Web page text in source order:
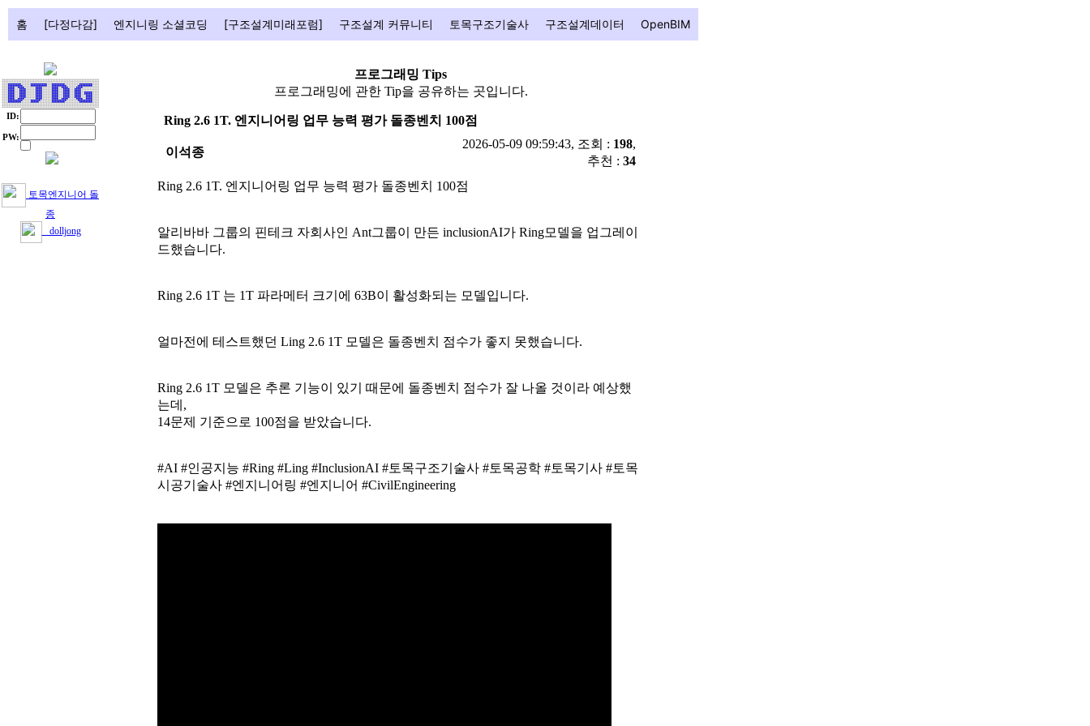
홈 [다정다감] 엔지니링 소셜코딩 [구조설계미래포럼] 구조설계 커뮤니티 토목구조기술사 구조설계데이터 OpenBIM
ID:
PW:
토목엔지니어 돌
종
dolljong
프로그래밍 Tips
프로그래밍에 관한 Tip을 공유하는 곳입니다.
Ring 2.6 1T. 엔지니어링 업무 능력 평가 돌종벤치 100점
이석종
2026-05-09 09:59:43, 조회 : 198,
추천 : 34
Ring 2.6 1T. 엔지니어링 업무 능력 평가 돌종벤치 100점
알리바바 그룹의 핀테크 자회사인 Ant그룹이 만든 inclusionAI가 Ring모델을 업그레이
드했습니다.
Ring 2.6 1T 는 1T 파라메터 크기에 63B이 활성화되는 모델입니다.
얼마전에 테스트했던 Ling 2.6 1T 모델은 돌종벤치 점수가 좋지 못했습니다.
Ring 2.6 1T 모델은 추론 기능이 있기 때문에 돌종벤치 점수가 잘 나올 것이라 예상했
는데,
14문제 기준으로 100점을 받았습니다.
#AI #인공지능 #Ring #Ling #InclusionAI #토목구조기술사 #토목공학 #토목기사 #토목
시공기술사 #엔지니어링 #엔지니어 #CivilEngineering